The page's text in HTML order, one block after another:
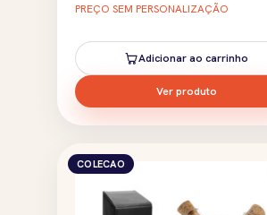
PREÇO SEM PERSONALIZAÇÃO
Adicionar ao carrinho
Ver produto
COLECAO